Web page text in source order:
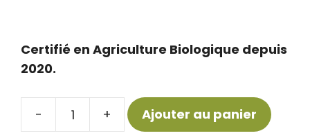
Certifié en Agriculture Biologique depuis
2020.
-
quantité
+ Ajouter au panier